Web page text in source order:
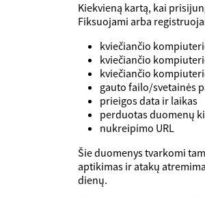
Kiekvieną kartą, kai
Fiksuojami arba
kviečiančio
kviečiančio
kviečiančio
gauto failo/svetainės
prieigos data ir laikas
perduotas duomenų
nukreipimo URL
Šie duomenys tvarkomi
aptikimas ir atakų
dienų.